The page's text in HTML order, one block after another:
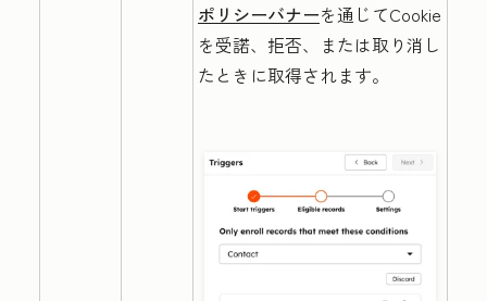
ポリシーバナーを通じてCookie
を受諾、拒否、または取り消し
たときに取得されます。